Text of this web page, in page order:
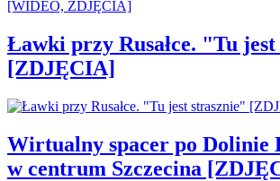
Ławki przy Rusałce. "Tu
[ZDJĘCIA]
Wirtualny spacer po Dolinie
w centrum Szczecina